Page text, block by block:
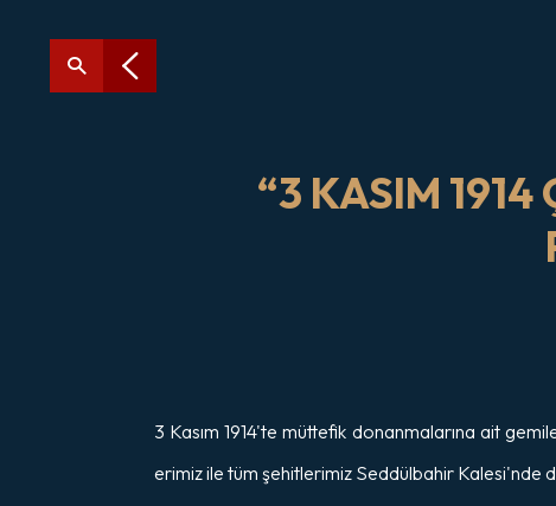
“3 KASIM
3 Kasım 1914'te müttefik donanmalarına ait
erimiz ile tüm şehitlerimiz Seddülbahir Kalesi'nde